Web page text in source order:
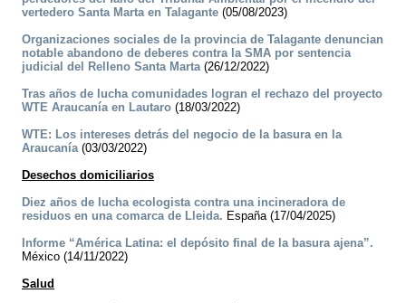
vertedero Santa Marta en Talagante (05/08/2023)
Organizaciones sociales de la provincia de Talagante denuncian
notable abandono de deberes contra la SMA por sentencia
judicial del Relleno Santa Marta(26/12/2022)
Tras años de lucha comunidades logran el rechazo del proyecto
WTE Araucanía en Lautaro (18/03/2022)
WTE: Los intereses detrás del negocio de la basura en la
Araucanía(03/03/2022)
Desechos domiciliarios
Diez años de lucha ecologista contra una incineradora de
residuos en una comarca de Lleida. España (17/04/2025)
Informe “América Latina: el depósito final de la basura ajena”.
México (14/11/2022)
Salud